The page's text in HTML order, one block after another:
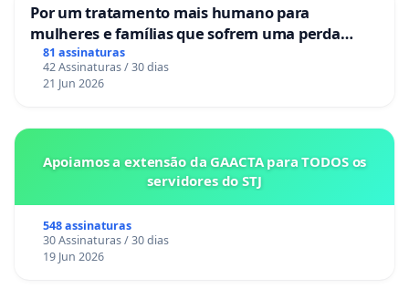
Por um tratamento mais humano para
mulheres e famílias que sofrem uma perda
gestacional nos hospitais portugueses
81 assinaturas
42 Assinaturas / 30 dias
21 Jun 2026
Apoiamos a extensão da GAACTA para TODOS os
servidores do STJ
548 assinaturas
30 Assinaturas / 30 dias
19 Jun 2026